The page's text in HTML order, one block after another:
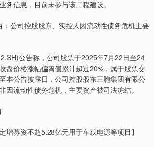
务信息，目前未参与该工程建设。
公司控股股东、实控人因流动性债务危机主要
公告称，公司股票于2025年7月22日至24
盘价格涨幅偏离值累计超过20%，属于股票交
本公告披露日，公司控股股东三胞集团有限公
因流动性债务危机，主要资产被司法冻结。
募资不超5.28亿元用于车载电源等项目】